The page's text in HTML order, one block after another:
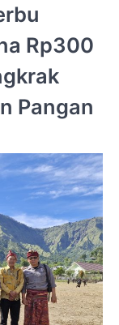
Rp300
Pangan